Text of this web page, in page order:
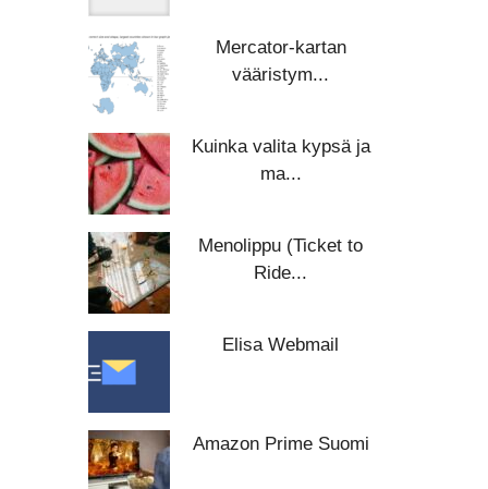
Mercator-kartan
vääristym...
Kuinka valita kypsä ja
ma...
Menolippu (Ticket to
Ride...
Elisa Webmail
Amazon Prime Suomi